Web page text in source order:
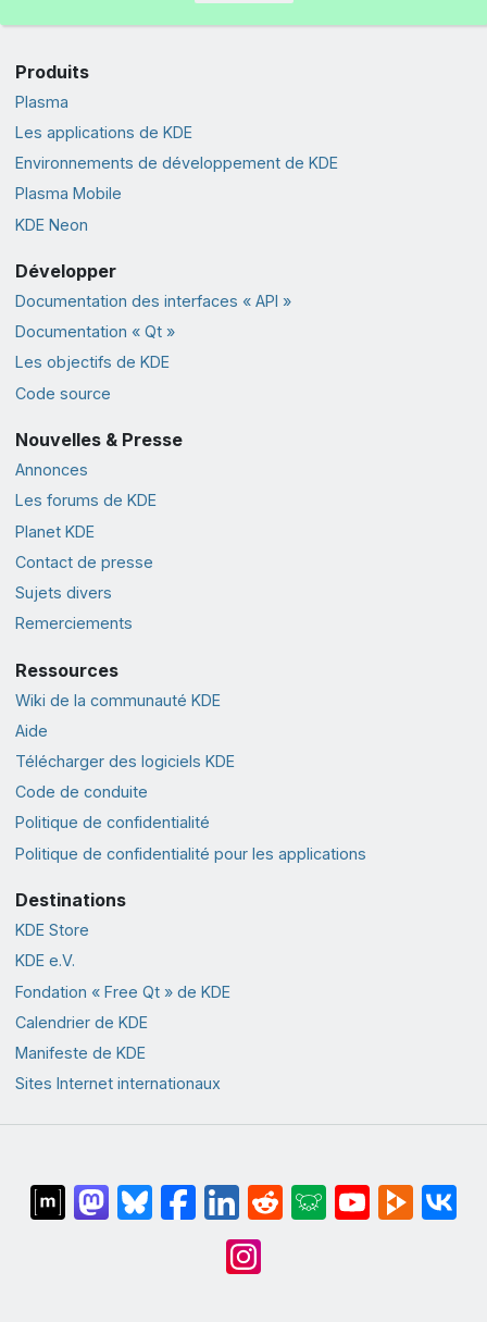
Produits
Plasma
Les applications de KDE
Environnements de développement de KDE
Plasma Mobile
KDE Neon
Développer
Documentation des interfaces « API »
Documentation « Qt »
Les objectifs de KDE
Code source
Nouvelles & Presse
Annonces
Les forums de KDE
Planet KDE
Contact de presse
Sujets divers
Remerciements
Ressources
Wiki de la communauté KDE
Aide
Télécharger des logiciels KDE
Code de conduite
Politique de confidentialité
Politique de confidentialité pour les applications
Destinations
KDE Store
KDE e.V.
Fondation « Free Qt » de KDE
Calendrier de KDE
Manifeste de KDE
Sites Internet internationaux